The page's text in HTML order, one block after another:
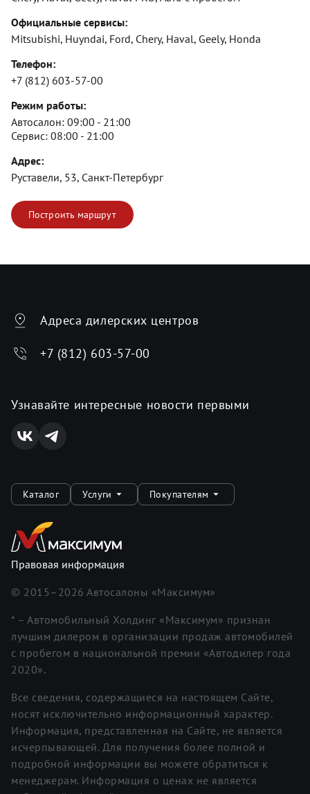
Официальные сервисы:
Mitsubishi, Huyndai, Ford, Chery, Haval, Geely, Honda
Телефон:
+7 (812) 603-57-00
Режим работы:
Автосалон: 09:00 - 21:00
Сервис: 08:00 - 21:00
Адрес:
Руставели, 53, Санкт-Петербург
Построить маршрут
Адреса дилерских центров
+7 (812) 603-57-00
Узнавайте интересные новости первыми
Каталог Услуги Покупателям
Правовая информация
© 2015– 2026 Автосалоны «Максимум»
* – Автомобильный Холдинг «Максимум» признан
лучшим дилером в организации продаж автомобилей
с пробегом в национальной премии «Автодилер года
2020».
Все сведения, содержащиеся на настоящем Сайте,
носят исключительно информационный характер.
Информация, представленная на Сайте, не является
исчерпывающей. Для получения более полной и
подробной информации вы можете обратиться к
менеджерам. Информация о ценах не является